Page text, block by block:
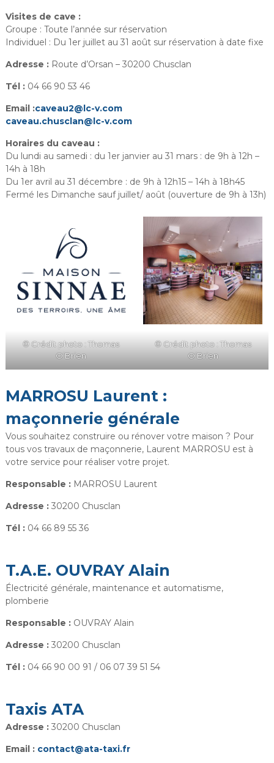
Visites de cave :
Groupe : Toute l’année sur réservation
Individuel : Du 1er juillet au 31 août sur réservation à date fixe
Adresse :Route d’Orsan – 30200 Chusclan
Tél :04 66 90 53 46
Email :caveau2@lc-v.com
caveau.chusclan@lc-v.com
Horaires du caveau :
Du lundi au samedi : du 1er janvier au 31 mars : de 9h à 12h –
14h à 18h
Du 1er avril au 31 décembre : de 9h à 12h15 – 14h à 18h45
Fermé les Dimanche sauf juillet/ août (ouverture de 9h à 13h)
© Crédit photo : Thomas
O’Brien
© Crédit photo : Thomas
O’Brien
MARROSU Laurent :
maçonnerie générale
Vous souhaitez construire ou rénover votre maison ? Pour
tous vos travaux de maçonnerie, Laurent MARROSU est à
votre service pour réaliser votre projet.
Responsable :MARROSU Laurent
Adresse :30200 Chusclan
Tél :04 66 89 55 36
T.A.E. OUVRAY Alain
Électricité générale, maintenance et automatisme,
plomberie
Responsable :OUVRAY Alain
Adresse :30200 Chusclan
Tél :04 66 90 00 91 / 06 07 39 51 54
Taxis ATA
Adresse :30200 Chusclan
Email : contact@ata-taxi.fr